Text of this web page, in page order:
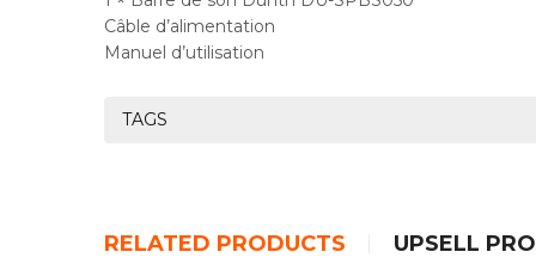
Câble d’alimentation
Manuel d’utilisation
TAGS
RELATED PRODUCTS UPSELL